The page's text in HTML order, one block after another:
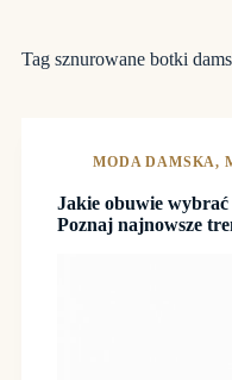
Tag sznurowane botki
MODA DAMSKA,
Jakie obuwie wybrać
Poznaj najnowsze